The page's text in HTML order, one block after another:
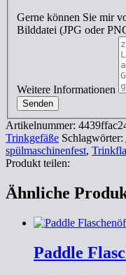
Gerne können Sie mir
Bilddatei (JPG oder
Weitere Informationen
Senden
Artikelnummer:
Trinkgefäße Schlagwörter:
spülmaschinenfest,
Produkt teilen:
Ähnliche
Paddle